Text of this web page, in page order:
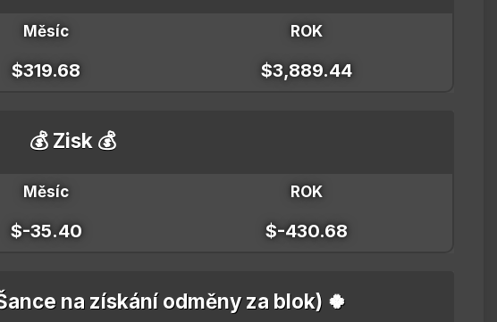
Měsíc ROK
$319.68 $3,889.44
💰 Zisk 💰
Měsíc ROK
$-35.40 $-430.68
na získání odměny za blok) 🍀